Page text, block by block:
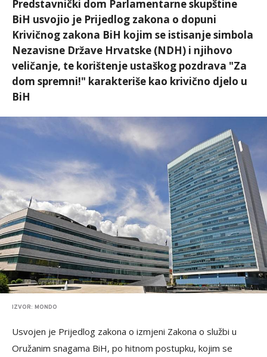
Predstavnički dom Parlamentarne skupštine
BiH usvojio je Prijedlog zakona o dopuni
Krivičnog zakona BiH kojim se istisanje simbola
Nezavisne Države Hrvatske (NDH) i njihovo
veličanje, te korištenje ustaškog pozdrava "Za
dom spremni!" karakteriše kao krivično djelo u
BiH
IZVOR: MONDO
Usvojen je Prijedlog zakona o izmjeni Zakona o službi u
Oružanim snagama BiH, po hitnom postupku, kojim se